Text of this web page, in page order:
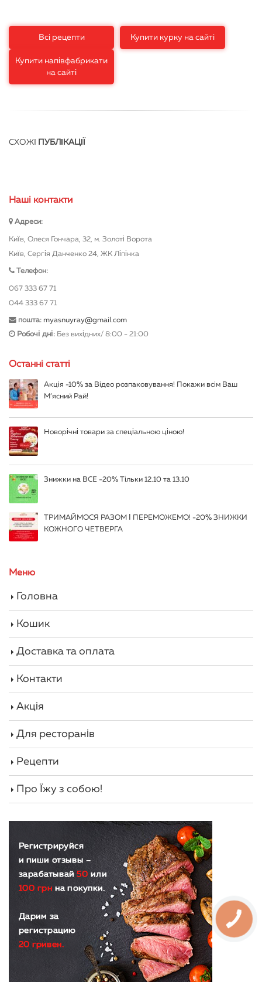
Всі рецепти Купити курку на сайті
Купити напівфабрикати
на сайті
СХОЖІ ПУБЛІКАЦІЇ
Нашi контакти
Адреси:
Київ, Олеся Гончара, 32, м. Золоті Ворота
Київ, Сергія Данченко 24, ЖК Ліпінка
Телефон:
067 333 67 71
044 333 67 71
пошта: myasnuyray@gmail.com
Робочі дні: Без вихідних/ 8:00 - 21:00
Останні статті
Акція -10% за Відео розпаковування! Покажи всім Ваш
М’ясний Рай!
Новорічні товари за спеціальною ціною!
Знижки на ВСЕ -20% Тільки 12.10 та 13.10
ТРИМАЙМОСЯ РАЗОМ І ПЕРЕМОЖЕМО! -20% ЗНИЖКИ
КОЖНОГО ЧЕТВЕРГА
Меню
Головна
Кошик
Доставка та оплата
Контакти
Акція
Для ресторанів
Рецепти
Про Їжу з собою!